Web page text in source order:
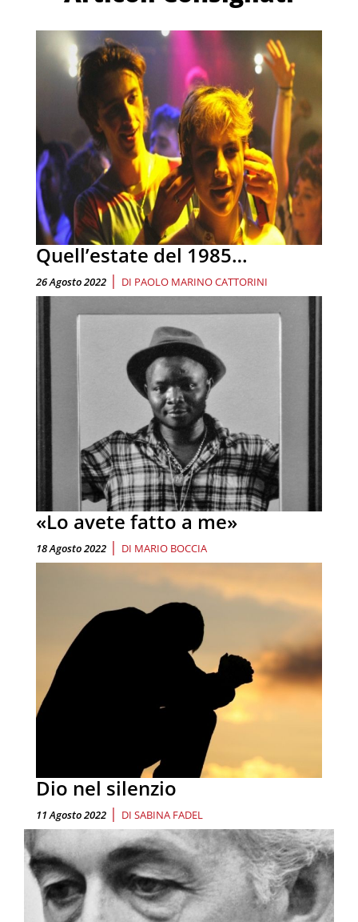
Quell’estate del 1985…
26 Agosto 2022 | DI PAOLO MARINO CATTORINI
«Lo avete fatto a me»
18 Agosto 2022 | DI MARIO BOCCIA
Dio nel silenzio
11 Agosto 2022 | DI SABINA FADEL